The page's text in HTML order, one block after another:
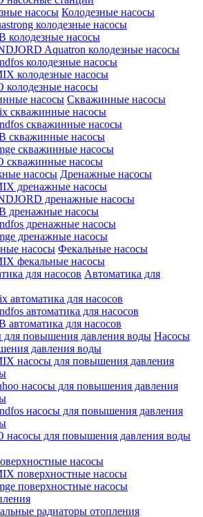
Колодезные насосы
колодезные насосы
колодезные насосы
Aquatron колодезные насосы
колодезные насосы
колодезные насосы
колодезные насосы
Скважинные насосы
cкважинные насосы
скважинные насосы
скважинные насосы
скважинные насосы
скважинные насосы
Дренажные насосы
дренажные насосы
дренажные насосы
дренажные насосы
дренажные насосы
дренажные насосы
Фекальные насосы
фекальные насосы
Автоматика для
автоматика для насосов
автоматика для насосов
автоматика для насосов
Насосы
давления воды
насосы для повышения давления
насосы для повышения давления
насосы для повышения давления
насосы для повышения давления воды
насосы
поверхностные насосы
поверхностные насосы